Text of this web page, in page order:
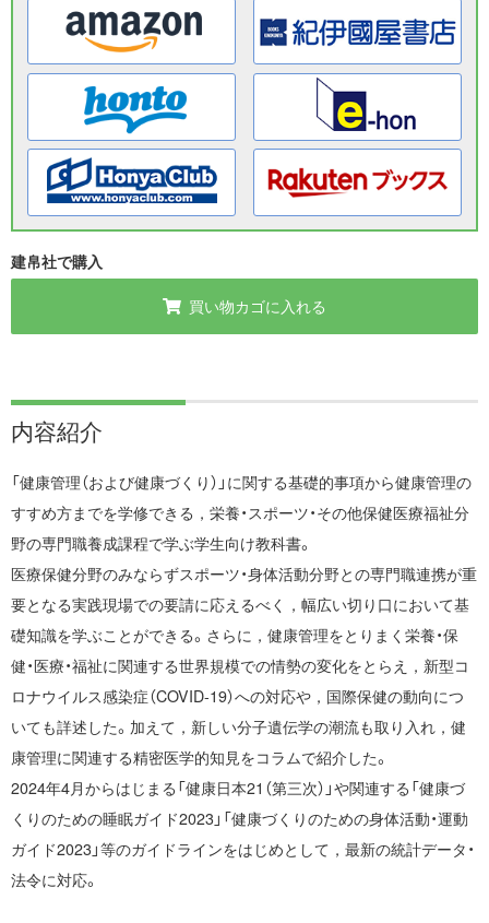
建帛社で購入
買い物カゴに入れる
内容紹介
「健康管理（および健康づくり）」に関する基礎的事項から健康管理の
すすめ方までを学修できる，栄養・スポーツ・その他保健医療福祉分
野の専門職養成課程で学ぶ学生向け教科書。
医療保健分野のみならずスポーツ・身体活動分野との専門職連携が重
要となる実践現場での要請に応えるべく，幅広い切り口において基
礎知識を学ぶことができる。さらに，健康管理をとりまく栄養・保
健・医療・福祉に関連する世界規模での情勢の変化をとらえ，新型コ
ロナウイルス感染症（COVID-19）への対応や，国際保健の動向につ
いても詳述した。加えて，新しい分子遺伝学の潮流も取り入れ，健
康管理に関連する精密医学的知見をコラムで紹介した。
2024年4月からはじまる「健康日本21（第三次）」や関連する「健康づ
くりのための睡眠ガイド2023」「健康づくりのための身体活動・運動
ガイド2023」等のガイドラインをはじめとして，最新の統計データ・
法令に対応。